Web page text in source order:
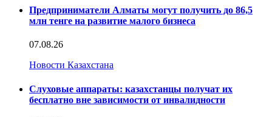
Предприниматели Алматы могут получить до 86,5
млн тенге на развитие малого бизнеса
07.08.26
Новости Казахстана
Слуховые аппараты: казахстанцы получат их
бесплатно вне зависимости от инвалидности